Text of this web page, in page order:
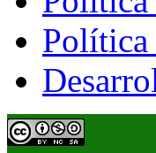
Política